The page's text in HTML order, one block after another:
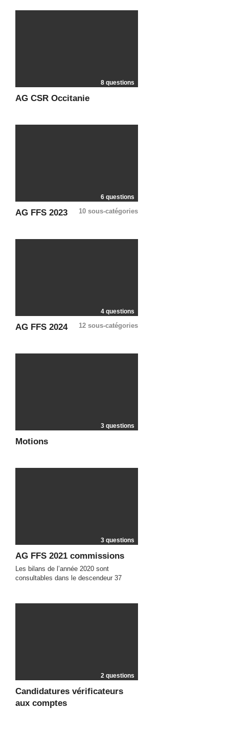
8 questions
AG CSR Occitanie
6 questions
AG FFS 2023 10 sous-catégories
4 questions
AG FFS 2024 12 sous-catégories
3 questions
Motions
3 questions
AG FFS 2021 commissions
Les bilans de l’année 2020 sont
consultables dans le descendeur 37
2 questions
Candidatures vérificateurs
aux comptes